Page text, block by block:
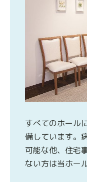
すべてのホール
備しています。
可能な他、住宅
ない方は当ホー